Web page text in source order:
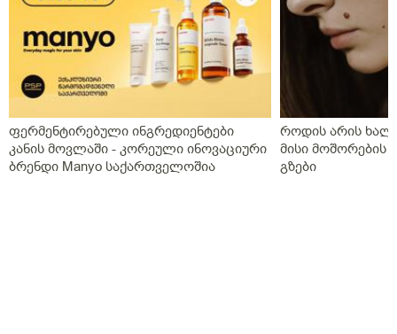
ფერმენტირებული ინგრედიენტები
კანის მოვლაში - კორეული ინოვაციური
ბრენდი Manyo საქართველოშია
როდის არის
მისი მოშორების
გზები